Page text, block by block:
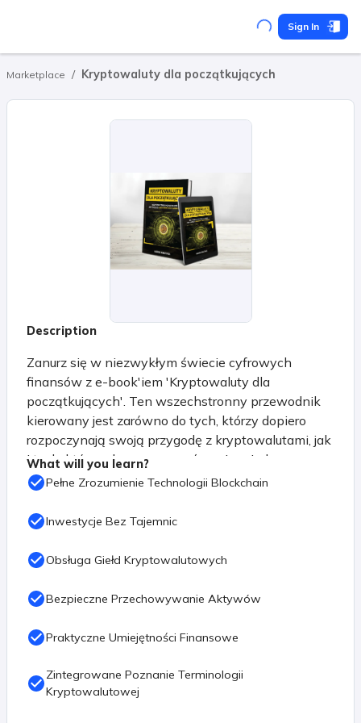
Sign In
Marketplace / Kryptowaluty dla początkujących
Description
Zanurz się w niezwykłym świecie cyfrowych
finansów z e-book'iem 'Kryptowaluty dla
początkujących'. Ten wszechstronny przewodnik
kierowany jest zarówno do tych, którzy dopiero
rozpoczynają swoją przygodę z kryptowalutami, jak
i tych, którzy chcą poszerzyć swoją wiedzę na
temat tej fascynującej dziedziny.
Rozpocznij podróż od podstaw, odkrywając
tajemnice blockchaina i zrozumienie, jak
technologia ta stała się fundamentem dla rewolucji
finansowej. 'Kryptowaluty dla początkujących'
przeprowadzi Cię przez różnorodne aspekty tego
świata, obejmując kryptowaluty i tokeny, od
flagowego Bitcoina (BTC) po różnorodne altcoiny.
umożliwiające świadome podejmowanie decyzji
inwestycyjnych. Zrozum, jak działa świat giełd
What will you learn?
Pełne Zrozumienie Technologii Blockchain
Inwestycje Bez Tajemnic
Obsługa Giełd Kryptowalutowych
Bezpieczne Przechowywanie Aktywów
Praktyczne Umiejętności Finansowe
Zintegrowane Poznanie Terminologii
Kryptowalutowej